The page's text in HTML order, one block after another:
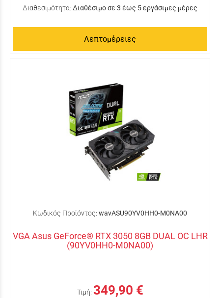
Διαθεσιμότητα: Διαθέσιμο σε 3 έως 5 εργάσιμες μέρες
Λεπτομέρειες
Κωδικός Προϊόντος: wavASU90YV0HH0-M0NA00
VGA Asus GeForce® RTX 3050 8GB DUAL OC LHR
(90YV0HH0-M0NA00)
Τιμή: 349,90 €